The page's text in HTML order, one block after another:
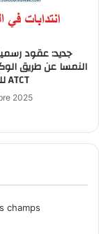
جديد: عقود
النمسا عن طريق
للتعاون الفني ATCT
2025
champs